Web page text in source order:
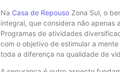
Na Casa de Repouso Zona Sul, o
integral, que considera não apenas
Programas de atividades
com o objetivo de estimular a
toda a diferença na qualidade de